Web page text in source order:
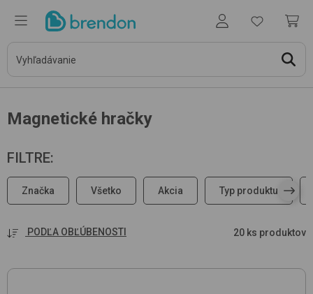
Magnetické hračky
FILTRE:
Značka Všetko Akcia Typ produktu
PODĽA OBĽÚBENOSTI 20 ks produktov